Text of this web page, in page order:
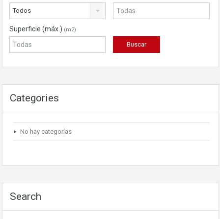
Todos
Superficie (máx.) (m2)
Categories
No hay categorías
Search